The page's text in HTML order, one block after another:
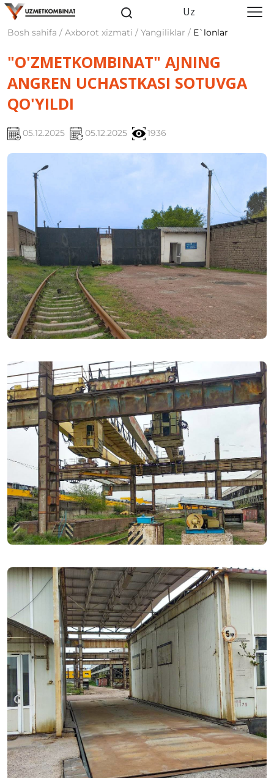
Uz
Bosh sahifa / Axborot xizmati / Yangiliklar / E`lonlar
"O'ZMETKOMBINAT" AJNING
ANGREN UCHASTKASI SOTUVGA
QO'YILDI
05.12.2025 05.12.2025 1936